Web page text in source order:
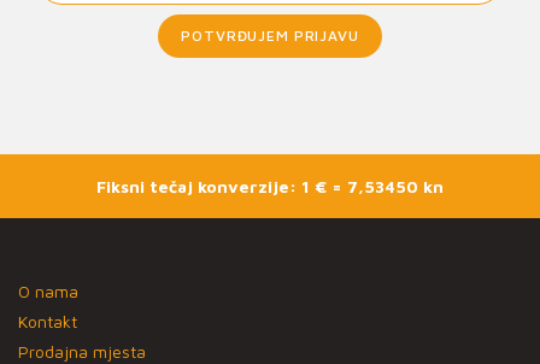
POTVRĐUJEM PRIJAVU
Fiksni tečaj konverzije: 1 € = 7,53450 kn
O nama
Kontakt
Prodajna mjesta